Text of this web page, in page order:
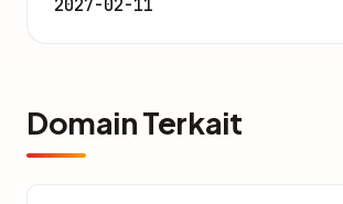
2027-02-11
Domain Terkait